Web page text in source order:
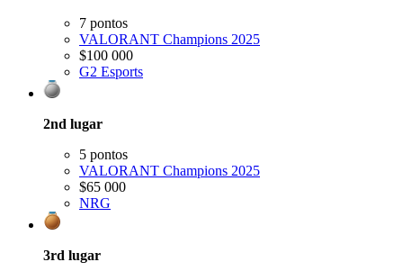
7 pontos
VALORANT Champions 2025
$100 000
G2 Esports
2nd lugar
5 pontos
VALORANT Champions 2025
$65 000
NRG
3rd lugar